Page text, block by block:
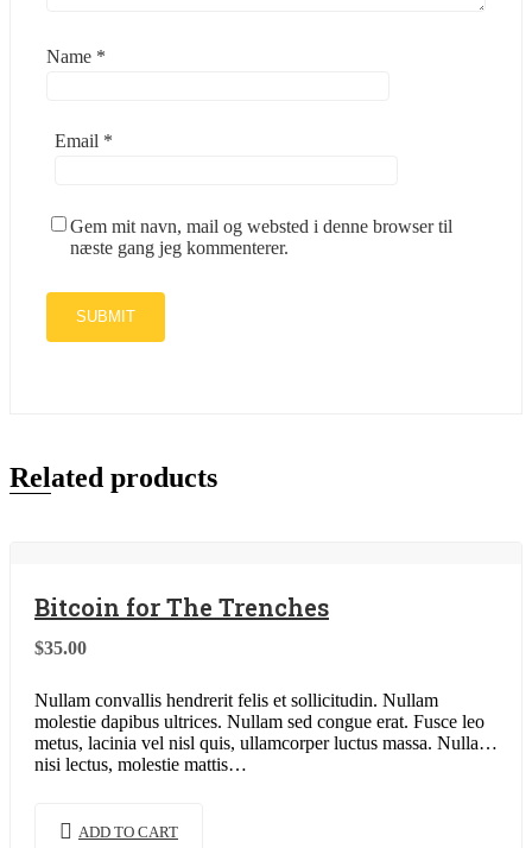
Name *
Email *
Gem mit navn, mail og websted i denne browser til
næste gang jeg kommenterer.
Related products
Bitcoin for The Trenches
$35.00
Nullam convallis hendrerit felis et sollicitudin. Nullam
molestie dapibus ultrices. Nullam sed congue erat. Fusce leo
metus, lacinia vel nisl quis, ullamcorper luctus massa. Nullam
nisi lectus, molestie mattis…
ADD TO CART